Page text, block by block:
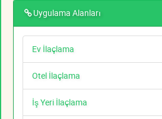
Uygulama Alanları
Ev İlaçlama
Otel İlaçlama
İş Yeri İlaçlama